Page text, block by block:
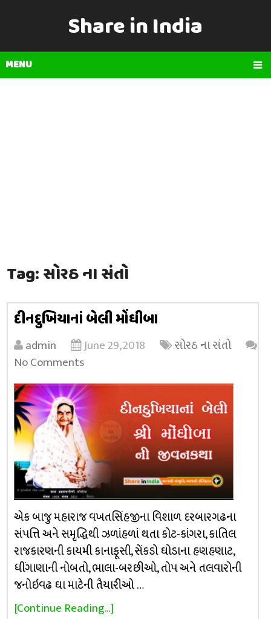
Share in India
MENU
Tag:સોરઠ ના સંતો
દીનદુખિયાનાં બેલી મોંઘીબા
admin June 29, 2018
સોરઠ ના સંતો
No Comments
એક બાજુ મહારાજ વખતસિંહજીના વિશાળ દરબારગઢના
સંપત્તિ અને સમૃદ્ધિથી ઝળાંહળાં થતા કોટ-કાંગરા, કાતિલ
રાજકારણની કાયમી કાનાફૂસી, સેંકડો ઘોડાના હણહણાટ,
ધીંગાણાની નોબતો, ભાલા-બરછીઓ, તોપ અને તલવારોની
જનોઇવઢ ઘા માટેની તૈયારીઓ …
[Continue Reading...]